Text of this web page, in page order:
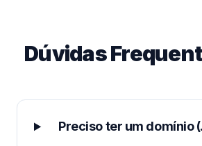
Dúvidas
Preciso ter um domínio